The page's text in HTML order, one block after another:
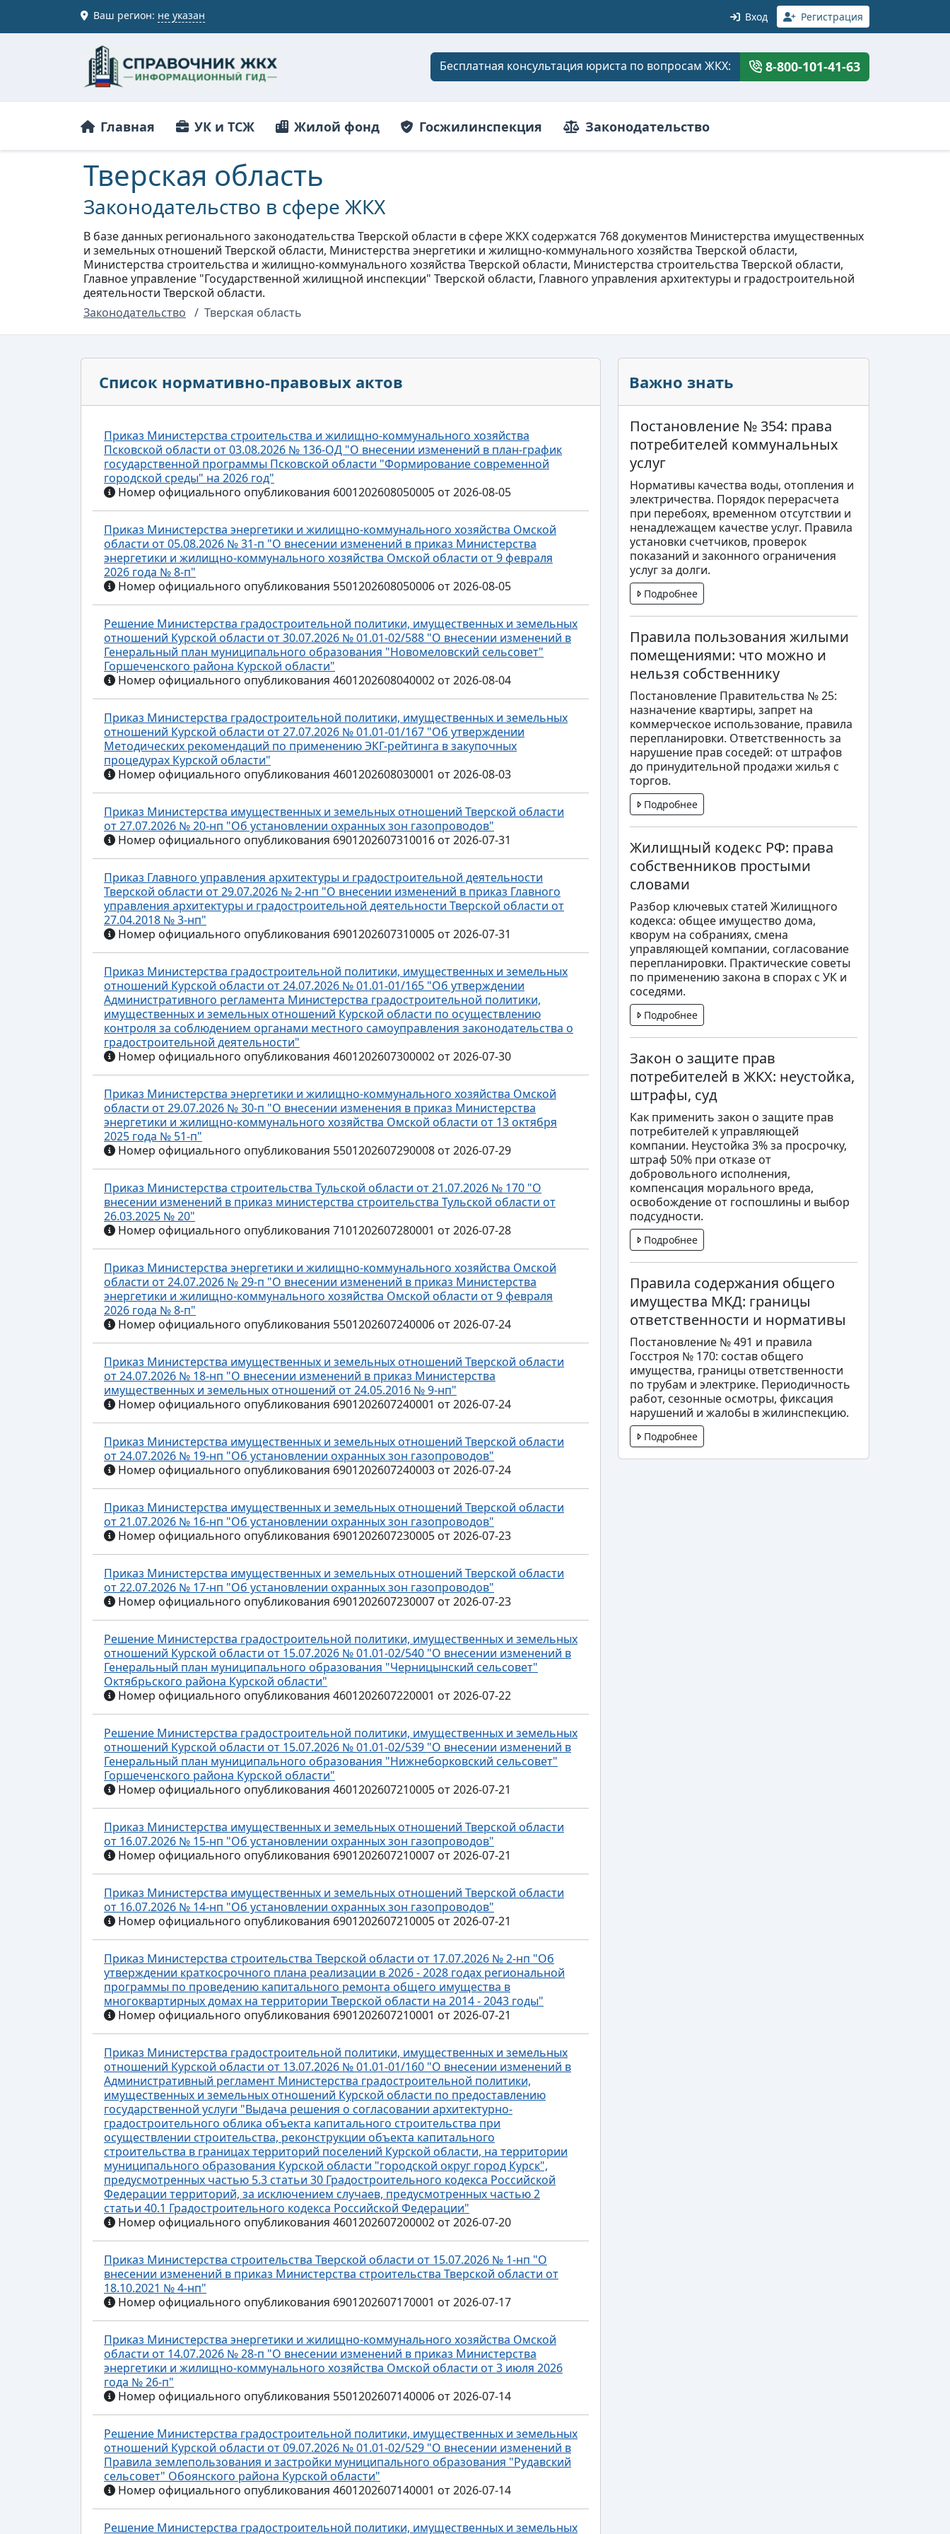
Ваш регион: не указан Вход Регистрация
Бесплатная консультация юриста по вопросам ЖКХ: 8-800-101-41-63
Главная УК и ТСЖ Жилой фонд Госжилинспекция Законодательство
Тверская область
Законодательство в сфере ЖКХ
В базе данных регионального законодательства Тверской области в сфере ЖКХ содержатся 768 документов Министерства имущественных
и земельных отношений Тверской области, Министерства энергетики и жилищно-коммунального хозяйства Тверской области,
Министерства строительства и жилищно-коммунального хозяйства Тверской области, Министерства строительства Тверской области,
Главное управление "Государственной жилищной инспекции" Тверской области, Главного управления архитектуры и градостроительной
деятельности Тверской области.
Законодательство
Тверская область
Список нормативно-правовых актов
Приказ Министерства строительства и жилищно-коммунального хозяйства
Псковской области от 03.08.2026 № 136-ОД "О внесении изменений в план-график
государственной программы Псковской области "Формирование современной
городской среды" на 2026 год"
Номер официального опубликования 6001202608050005 от 2026-08-05
Приказ Министерства энергетики и жилищно-коммунального хозяйства Омской
области от 05.08.2026 № 31-п "О внесении изменений в приказ Министерства
энергетики и жилищно-коммунального хозяйства Омской области от 9 февраля
2026 года № 8-п"
Номер официального опубликования 5501202608050006 от 2026-08-05
Решение Министерства градостроительной политики, имущественных и земельных
отношений Курской области от 30.07.2026 № 01.01-02/588 "О внесении изменений в
Генеральный план муниципального образования "Новомеловский сельсовет"
Горшеченского района Курской области"
Номер официального опубликования 4601202608040002 от 2026-08-04
Приказ Министерства градостроительной политики, имущественных и земельных
отношений Курской области от 27.07.2026 № 01.01-01/167 "Об утверждении
Методических рекомендаций по применению ЭКГ-рейтинга в закупочных
процедурах Курской области"
Номер официального опубликования 4601202608030001 от 2026-08-03
Приказ Министерства имущественных и земельных отношений Тверской области
от 27.07.2026 № 20-нп "Об установлении охранных зон газопроводов"
Номер официального опубликования 6901202607310016 от 2026-07-31
Приказ Главного управления архитектуры и градостроительной деятельности
Тверской области от 29.07.2026 № 2-нп "О внесении изменений в приказ Главного
управления архитектуры и градостроительной деятельности Тверской области от
27.04.2018 № 3-нп"
Номер официального опубликования 6901202607310005 от 2026-07-31
Приказ Министерства градостроительной политики, имущественных и земельных
отношений Курской области от 24.07.2026 № 01.01-01/165 "Об утверждении
Административного регламента Министерства градостроительной политики,
имущественных и земельных отношений Курской области по осуществлению
контроля за соблюдением органами местного самоуправления законодательства о
градостроительной деятельности"
Номер официального опубликования 4601202607300002 от 2026-07-30
Приказ Министерства энергетики и жилищно-коммунального хозяйства Омской
области от 29.07.2026 № 30-п "О внесении изменения в приказ Министерства
энергетики и жилищно-коммунального хозяйства Омской области от 13 октября
2025 года № 51-п"
Номер официального опубликования 5501202607290008 от 2026-07-29
Приказ Министерства строительства Тульской области от 21.07.2026 № 170 "О
внесении изменений в приказ министерства строительства Тульской области от
26.03.2025 № 20"
Номер официального опубликования 7101202607280001 от 2026-07-28
Приказ Министерства энергетики и жилищно-коммунального хозяйства Омской
области от 24.07.2026 № 29-п "О внесении изменений в приказ Министерства
энергетики и жилищно-коммунального хозяйства Омской области от 9 февраля
2026 года № 8-п"
Номер официального опубликования 5501202607240006 от 2026-07-24
Приказ Министерства имущественных и земельных отношений Тверской области
от 24.07.2026 № 18-нп "О внесении изменений в приказ Министерства
имущественных и земельных отношений от 24.05.2016 № 9-нп"
Номер официального опубликования 6901202607240001 от 2026-07-24
Приказ Министерства имущественных и земельных отношений Тверской области
от 24.07.2026 № 19-нп "Об установлении охранных зон газопроводов"
Номер официального опубликования 6901202607240003 от 2026-07-24
Приказ Министерства имущественных и земельных отношений Тверской области
от 21.07.2026 № 16-нп "Об установлении охранных зон газопроводов"
Номер официального опубликования 6901202607230005 от 2026-07-23
Приказ Министерства имущественных и земельных отношений Тверской области
от 22.07.2026 № 17-нп "Об установлении охранных зон газопроводов"
Номер официального опубликования 6901202607230007 от 2026-07-23
Решение Министерства градостроительной политики, имущественных и земельных
отношений Курской области от 15.07.2026 № 01.01-02/540 "О внесении изменений в
Генеральный план муниципального образования "Черницынский сельсовет"
Октябрьского района Курской области"
Номер официального опубликования 4601202607220001 от 2026-07-22
Решение Министерства градостроительной политики, имущественных и земельных
отношений Курской области от 15.07.2026 № 01.01-02/539 "О внесении изменений в
Генеральный план муниципального образования "Нижнеборковский сельсовет"
Горшеченского района Курской области"
Номер официального опубликования 4601202607210005 от 2026-07-21
Приказ Министерства имущественных и земельных отношений Тверской области
от 16.07.2026 № 15-нп "Об установлении охранных зон газопроводов"
Номер официального опубликования 6901202607210007 от 2026-07-21
Приказ Министерства имущественных и земельных отношений Тверской области
от 16.07.2026 № 14-нп "Об установлении охранных зон газопроводов"
Номер официального опубликования 6901202607210005 от 2026-07-21
Приказ Министерства строительства Тверской области от 17.07.2026 № 2-нп "Об
утверждении краткосрочного плана реализации в 2026 - 2028 годах региональной
программы по проведению капитального ремонта общего имущества в
многоквартирных домах на территории Тверской области на 2014 - 2043 годы"
Номер официального опубликования 6901202607210001 от 2026-07-21
Приказ Министерства градостроительной политики, имущественных и земельных
отношений Курской области от 13.07.2026 № 01.01-01/160 "О внесении изменений в
Административный регламент Министерства градостроительной политики,
имущественных и земельных отношений Курской области по предоставлению
государственной услуги "Выдача решения о согласовании архитектурно-
градостроительного облика объекта капитального строительства при
осуществлении строительства, реконструкции объекта капитального
строительства в границах территорий поселений Курской области, на территории
муниципального образования Курской области "городской округ город Курск",
предусмотренных частью 5.3 статьи 30 Градостроительного кодекса Российской
Федерации территорий, за исключением случаев, предусмотренных частью 2
статьи 40.1 Градостроительного кодекса Российской Федерации"
Номер официального опубликования 4601202607200002 от 2026-07-20
Приказ Министерства строительства Тверской области от 15.07.2026 № 1-нп "О
внесении изменений в приказ Министерства строительства Тверской области от
18.10.2021 № 4-нп"
Номер официального опубликования 6901202607170001 от 2026-07-17
Приказ Министерства энергетики и жилищно-коммунального хозяйства Омской
области от 14.07.2026 № 28-п "О внесении изменений в приказ Министерства
энергетики и жилищно-коммунального хозяйства Омской области от 3 июля 2026
года № 26-п"
Номер официального опубликования 5501202607140006 от 2026-07-14
Решение Министерства градостроительной политики, имущественных и земельных
отношений Курской области от 09.07.2026 № 01.01-02/529 "О внесении изменений в
Правила землепользования и застройки муниципального образования "Рудавский
сельсовет" Обоянского района Курской области"
Номер официального опубликования 4601202607140001 от 2026-07-14
Решение Министерства градостроительной политики, имущественных и земельных
Важно знать
Постановление № 354: права
потребителей коммунальных
услуг
Нормативы качества воды, отопления и
электричества. Порядок перерасчета
при перебоях, временном отсутствии и
ненадлежащем качестве услуг. Правила
установки счетчиков, проверок
показаний и законного ограничения
услуг за долги.
Подробнее
Правила пользования жилыми
помещениями: что можно и
нельзя собственнику
Постановление Правительства № 25:
назначение квартиры, запрет на
коммерческое использование, правила
перепланировки. Ответственность за
нарушение прав соседей: от штрафов
до принудительной продажи жилья с
торгов.
Подробнее
Жилищный кодекс РФ: права
собственников простыми
словами
Разбор ключевых статей Жилищного
кодекса: общее имущество дома,
кворум на собраниях, смена
управляющей компании, согласование
перепланировки. Практические советы
по применению закона в спорах с УК и
соседями.
Подробнее
Закон о защите прав
потребителей в ЖКХ: неустойка,
штрафы, суд
Как применить закон о защите прав
потребителей к управляющей
компании. Неустойка 3% за просрочку,
штраф 50% при отказе от
добровольного исполнения,
компенсация морального вреда,
освобождение от госпошлины и выбор
подсудности.
Подробнее
Правила содержания общего
имущества МКД: границы
ответственности и нормативы
Постановление № 491 и правила
Госстроя № 170: состав общего
имущества, границы ответственности
по трубам и электрике. Периодичность
работ, сезонные осмотры, фиксация
нарушений и жалобы в жилинспекцию.
Подробнее